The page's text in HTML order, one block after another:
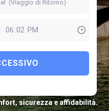
sicurezza e affidabilità.